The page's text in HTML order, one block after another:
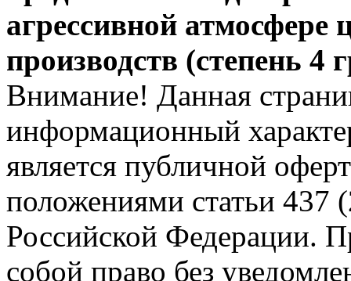
агрессивной атмосфере
производств (степень
Внимание! Данная
информационный
является публичной
положениями статьи 437
Российской Федерации.
собой право без